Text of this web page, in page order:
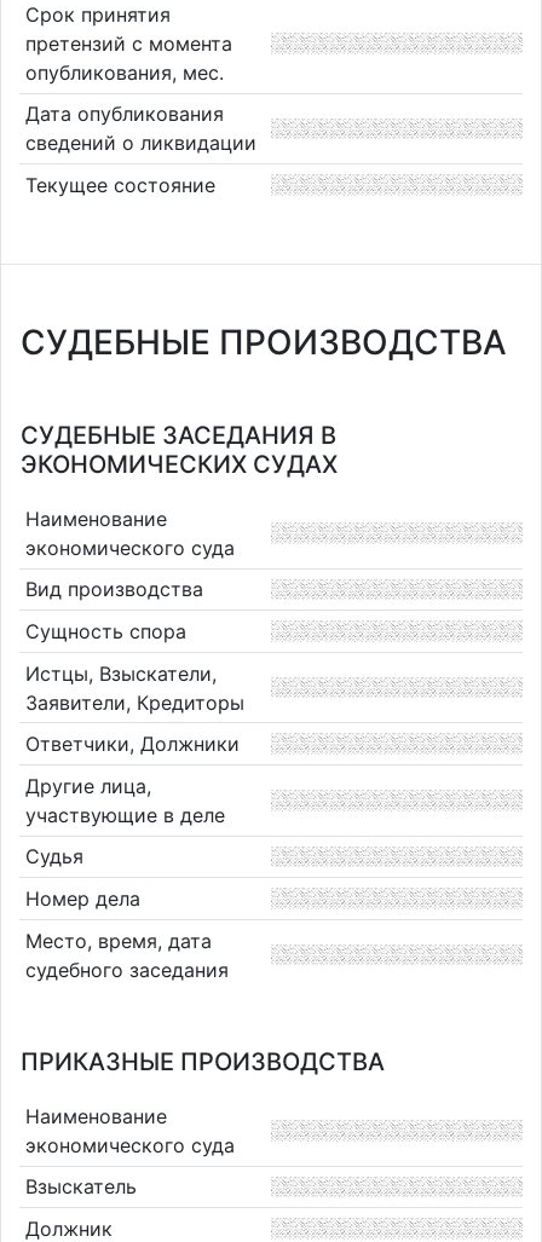
Срок принятия
претензий с момента
опубликования, мес.
Дата опубликования
сведений о ликвидации
Текущее состояние
СУДЕБНЫЕ ПРОИЗВОДСТВА
СУДЕБНЫЕ ЗАСЕДАНИЯ В
ЭКОНОМИЧЕСКИХ СУДАХ
Наименование
экономического суда
Вид производства
Сущность спора
Истцы, Взыскатели,
Заявители, Кредиторы
Ответчики, Должники
Другие лица,
участвующие в деле
Судья
Номер дела
Место, время, дата
судебного заседания
ПРИКАЗНЫЕ ПРОИЗВОДСТВА
Наименование
экономического суда
Взыскатель
Должник